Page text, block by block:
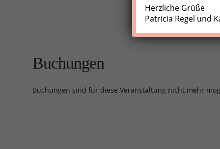
Buchungen
Buchungen sind für diese Veranstaltung nicht mehr
Herzliche Grüße
Patricia Regel und